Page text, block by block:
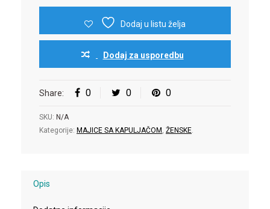
Dodaj u listu želja
Dodaj za usporedbu
Share: 0 0 0
SKU: N/A
Kategorije: MAJICE SA KAPULJAČOM , ŽENSKE.
Opis